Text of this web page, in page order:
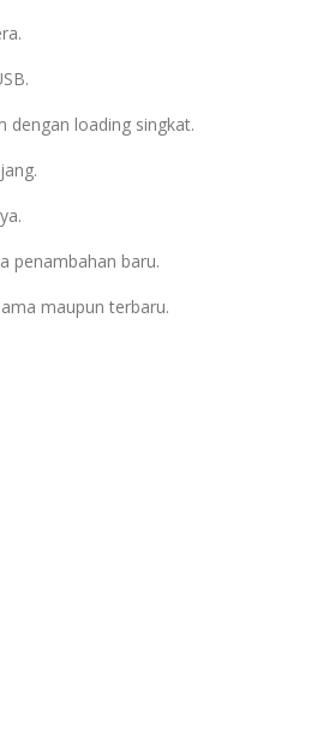
dengan loading singkat.
penambahan baru.
maupun terbaru.